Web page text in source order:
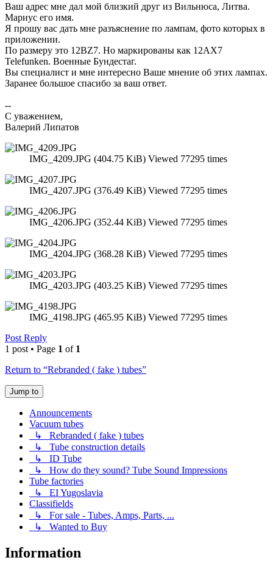
Ваш адрес мне дал мой близкий друг из Вильнюса, Литва.
Мариус его имя.
Я прошу вас дать мне разъяснение по лампам, фото которых в
приложении.
По размеру это 12BZ7. Но маркированы как 12AX7
Telefunken. Военные Бундестаг.
Вы специалист и мне интересно Ваше мнение об этих лампах.
Заранее большое спасибо за ваш ответ.
--
С уважением,
Валерий Липатов
IMG_4209.JPG (404.75 KiB) Viewed 77295 times
IMG_4207.JPG (376.49 KiB) Viewed 77295 times
IMG_4206.JPG (352.44 KiB) Viewed 77295 times
IMG_4204.JPG (368.28 KiB) Viewed 77295 times
IMG_4203.JPG (403.25 KiB) Viewed 77295 times
IMG_4198.JPG (465.95 KiB) Viewed 77295 times
Post Reply
1 post • Page 1 of 1
Return to “Rebranded ( fake ) tubes”
Jump to
Announcements
Vacuum tubes
↳ Rebranded ( fake ) tubes
↳ Tube construction details
↳ ID Tube
↳ How do they sound? Tube Sound Impressions
Tube factories
↳ EI Yugoslavia
Classifields
↳ For sale - Tubes, Amps, Parts, ...
↳ Wanted to Buy
Information